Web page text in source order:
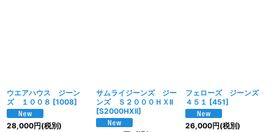
ウエアハウス ジーン
ズ １００８ [1008]
28,000円(税別)
サムライジーンズ ジー
ンズ Ｓ２０００ＨＸII
[S2000HXII]
フェローズ ジーンズ
４５１ [451]
26,000円(税別)